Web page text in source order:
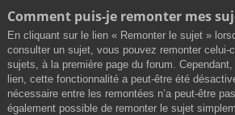
Comment puis-je remonter mes
En cliquant sur le lien « Remonter le sujet »
consulter un sujet, vous pouvez remonter celui-
sujets, à la première page du forum.
lien, cette fonctionnalité a peut-être été
nécessaire entre les remontées n’a peut-être
également possible de remonter le sujet